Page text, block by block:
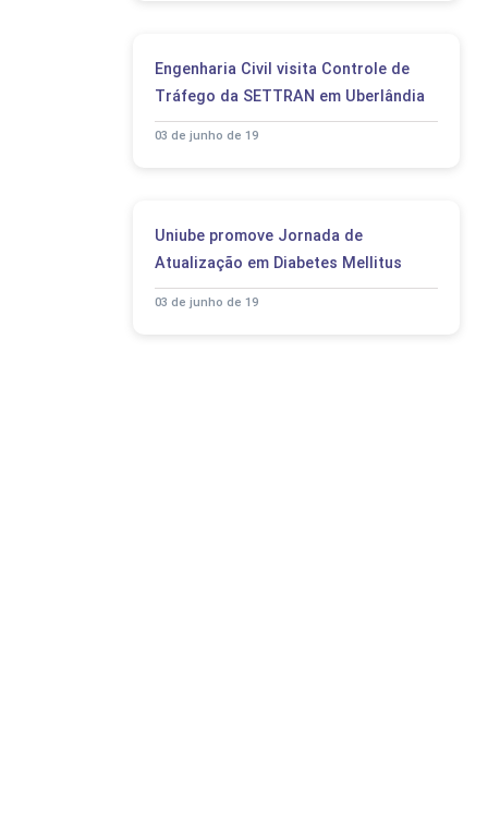
Engenharia Civil visita Controle de
Tráfego da SETTRAN em Uberlândia
03 de junho de 19
Uniube promove Jornada de
Atualização em Diabetes Mellitus
03 de junho de 19